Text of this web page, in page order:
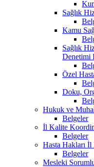
Sağlık
Kamu
Sağlık
Denetimi
Özel
Doku,
Hukuk ve
Belgeler
İl Kalite
Belgeler
Hasta Hakları
Belgeler
Mesleki